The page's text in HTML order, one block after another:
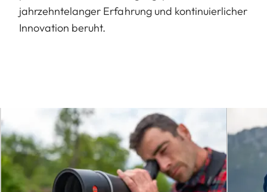
jahrzehntelanger Erfahrung und kontinuierlicher
Innovation beruht.